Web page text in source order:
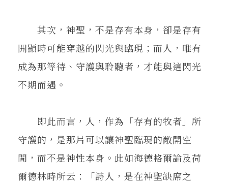
其次，神聖，不是存有本身，卻是存有
開顯時可能穿越的閃光與臨現；而人，唯有
成為那等待、守護與聆聽者，才能與這閃光
不期而遇。
即此而言，人，作為「存有的牧者」所
守護的，是那片可以讓神聖臨現的敞開空
間，而不是神性本身。此如海德格爾論及荷
爾德林時所云：「詩人，是在神聖缺席之